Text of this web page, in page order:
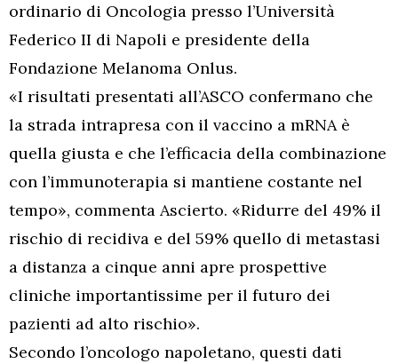
ordinario di Oncologia presso l’Università
Federico II di Napoli e presidente della
Fondazione Melanoma Onlus.
«I risultati presentati all’ASCO confermano che
la strada intrapresa con il vaccino a mRNA è
quella giusta e che l’efficacia della combinazione
con l’immunoterapia si mantiene costante nel
tempo», commenta Ascierto. «Ridurre del 49% il
rischio di recidiva e del 59% quello di metastasi
a distanza a cinque anni apre prospettive
cliniche importantissime per il futuro dei
pazienti ad alto rischio».
Secondo l’oncologo napoletano, questi dati